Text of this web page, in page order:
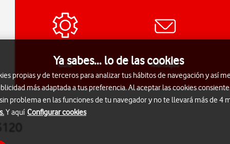
Guía Mensajes
Ya sabes... lo de las cookies
propias y de terceros para analizar tus hábitos de navegación y así
más adaptada a tus preferencia. Al aceptar las cookies
problema en las funciones de tu navegador y no te llevará más de 4
Y aquí Configurar cookies